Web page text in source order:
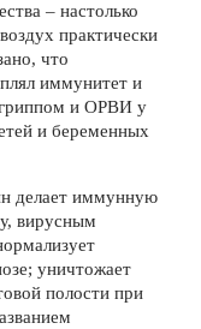
– настолько
практически
что
иммунитет и
гриппом и ОРВИ у
и беременных
делает иммунную
вирусным
уничтожает
полости при